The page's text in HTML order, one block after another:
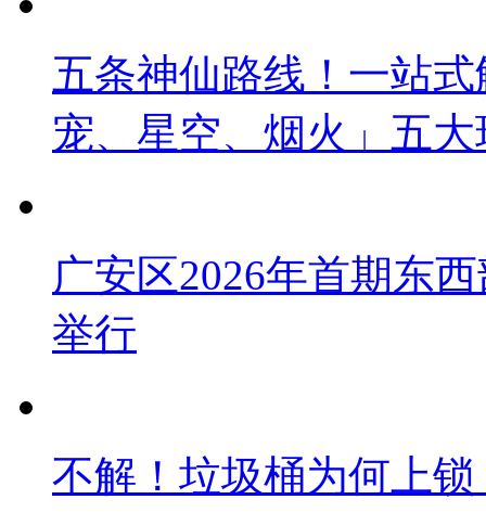
五条神仙路线！一站
宠、星空、烟火」五大
广安区2026年首期东
举行
不解！垃圾桶为何上锁